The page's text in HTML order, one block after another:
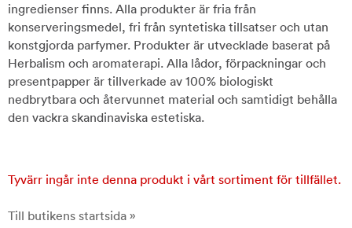
ingredienser finns. Alla produkter är fria från
konserveringsmedel, fri från syntetiska tillsatser och utan
konstgjorda parfymer. Produkter är utvecklade baserat på
Herbalism och aromaterapi. Alla lådor, förpackningar och
presentpapper är tillverkade av 100% biologiskt
nedbrytbara och återvunnet material och samtidigt behålla
den vackra skandinaviska estetiska.
Tyvärr ingår inte denna produkt i vårt sortiment för tillfället.
Till butikens startsida »